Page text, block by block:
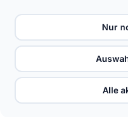
Nur
Alle